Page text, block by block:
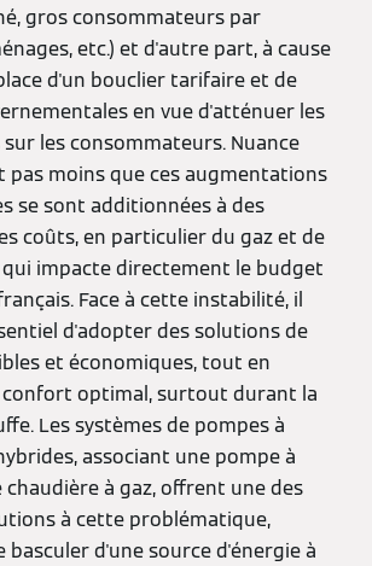
gros consommateurs par
etc.) et d'autre part, à cause
d'un bouclier tarifaire et de
en vue d'atténuer les
les consommateurs. Nuance
pas moins que ces augmentations
se sont additionnées à des
coûts, en particulier du gaz et de
qui impacte directement le budget
Face à cette instabilité, il
d'adopter des solutions de
et économiques, tout en
optimal, surtout durant la
Les systèmes de pompes à
associant une pompe à
à gaz, offrent une des
à cette problématique,
d'une source d'énergie à